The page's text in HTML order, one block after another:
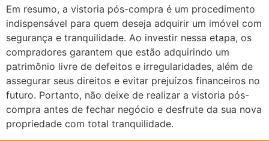
Em resumo, a vistoria pós-compra é um procedimento
indispensável para quem deseja adquirir um imóvel com
segurança e tranquilidade. Ao investir nessa etapa, os
compradores garantem que estão adquirindo um
patrimônio livre de defeitos e irregularidades, além de
assegurar seus direitos e evitar prejuízos financeiros no
futuro. Portanto, não deixe de realizar a vistoria pós-
compra antes de fechar negócio e desfrute da sua nova
propriedade com total tranquilidade.